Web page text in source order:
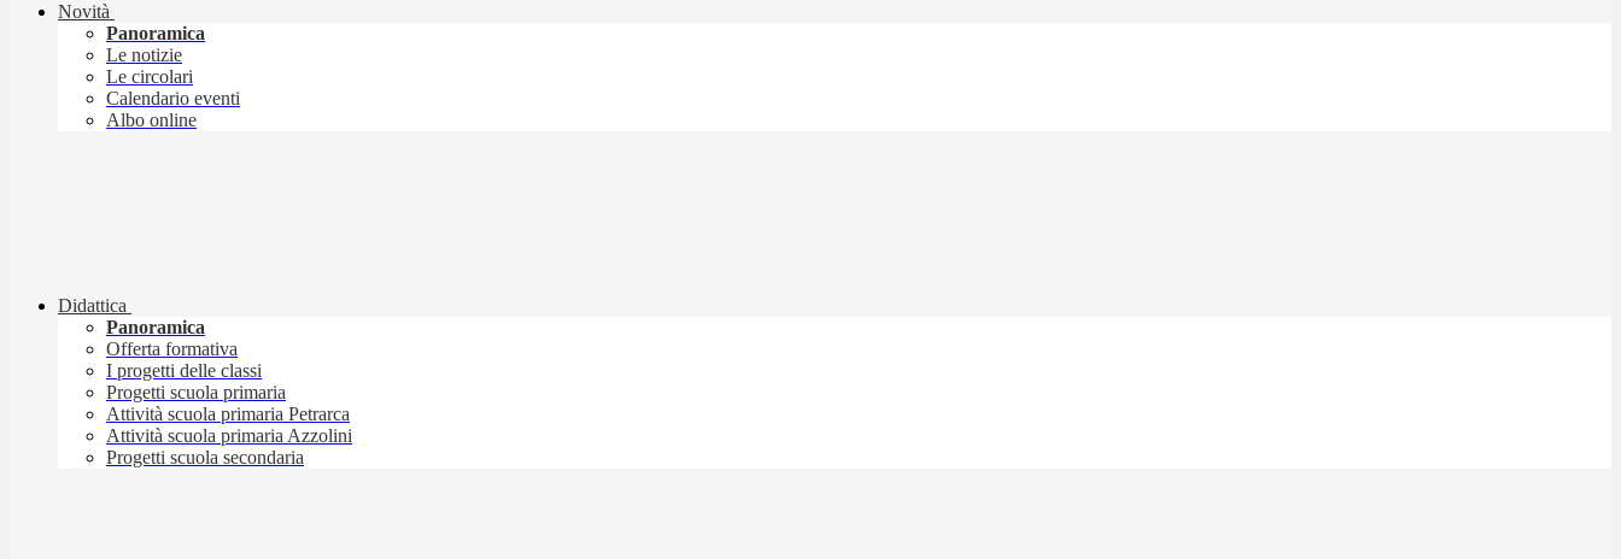
Novità
Panoramica
Le notizie
Le circolari
Calendario eventi
Albo online
Didattica
Panoramica
Offerta formativa
I progetti delle classi
Progetti scuola primaria
Attività scuola primaria Petrarca
Attività scuola primaria Azzolini
Progetti scuola secondaria